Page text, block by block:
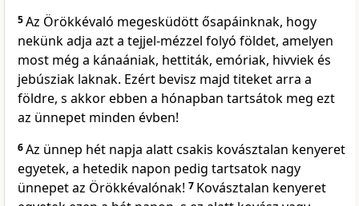
5Az Örökkévaló megesküdött ősapáinknak, hogy
nekünk adja azt a tejjel-mézzel folyó földet, amelyen
most még a kánaániak, hettiták, emóriak, hivviek és
jebúsziak laknak. Ezért bevisz majd titeket arra a
földre, s akkor ebben a hónapban tartsátok meg ezt
az ünnepet minden évben!
6Az ünnep hét napja alatt csakis kovásztalan kenyeret
egyetek, a hetedik napon pedig tartsatok nagy
ünnepet az Örökkévalónak! 7 Kovásztalan kenyeret